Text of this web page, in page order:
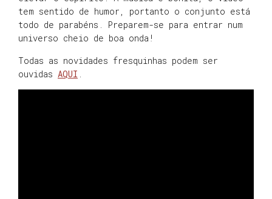
tem sentido de humor, portanto o conjunto está
todo de parabéns. Preparem-se para entrar num
universo cheio de boa onda!
Todas as novidades fresquinhas podem ser
ouvidas AQUI